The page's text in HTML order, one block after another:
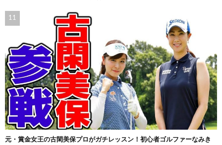
元・賞金女王の古閑美保プロがガチレッスン！初心者ゴルファーなみき